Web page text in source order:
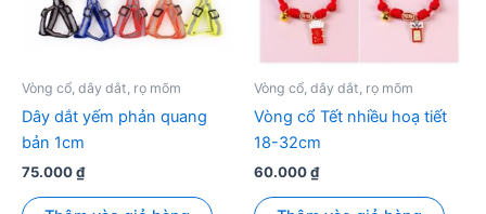
Vòng cổ, dây dắt, rọ mõm
Dây dắt yếm phản quang
bản 1cm
75.000₫
Vòng cổ, dây dắt, rọ mõm
Vòng cổ Tết nhiều hoạ tiết
18-32cm
60.000₫